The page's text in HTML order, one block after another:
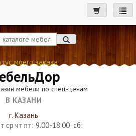
моего заказа
мебели по спец-ценам
В КАЗАНИ
г. Казань
ср чт пт: 9.00-18.00 сб: